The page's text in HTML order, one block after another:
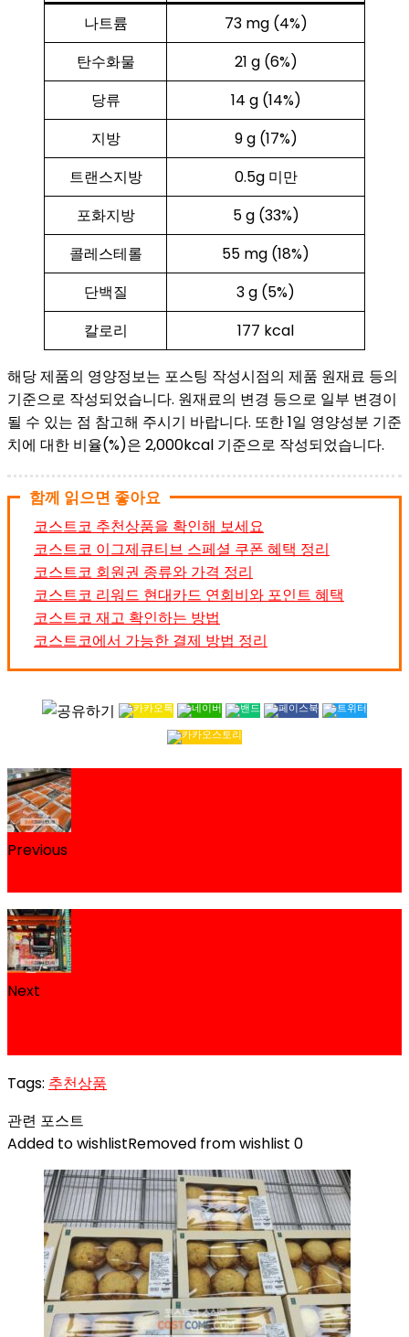
나트륨
73 mg (4%)
탄수화물
21 g (6%)
당류
14 g (14%)
지방
9 g (17%)
트랜스지방
0.5g 미만
포화지방
5 g (33%)
콜레스테롤
55 mg (18%)
단백질
3 g (5%)
칼로리
177 kcal
해당 제품의 영양정보는 포스팅 작성시점의 제품 원재료 등의
기준으로 작성되었습니다. 원재료의 변경 등으로 일부 변경이
될 수 있는 점 참고해 주시기 바랍니다. 또한 1일 영양성분 기준
치에 대한 비율(%)은 2,000kcal 기준으로 작성되었습니다.
함께 읽으면 좋아요
코스트코 추천상품을 확인해 보세요
코스트코 이그제큐티브 스페셜 쿠폰 혜택 정리
코스트코 회원권 종류와 가격 정리
코스트코 리워드 현대카드 연회비와 포인트 혜택
코스트코 재고 확인하는 방법
코스트코에서 가능한 결제 방법 정리
Previous
Next
Tags: 추천상품
관련 포스트
Added to wishlistRemoved from wishlist 0